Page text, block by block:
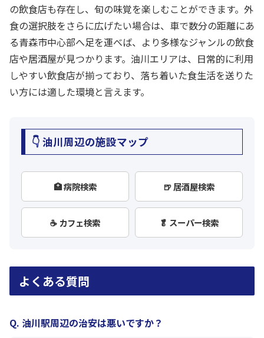
の飲食店も存在し、旬の味覚を楽しむことができます。外
食の選択肢をさらに広げたい場合は、車で数分の距離にあ
る青森市中心部へ足を運べば、より多様なジャンルの飲食
店や居酒屋が見つかります。油川エリアは、日常的に利用
しやすい飲食店が揃っており、落ち着いた食生活を送りた
い方には適した環境と言えます。
👇 油川周辺の施設マップ
🏥 病院検索 🍺 居酒屋検索
☕ カフェ検索 🥬 スーパー検索
よくある質問
Q. 油川駅周辺の治安は悪いですか？